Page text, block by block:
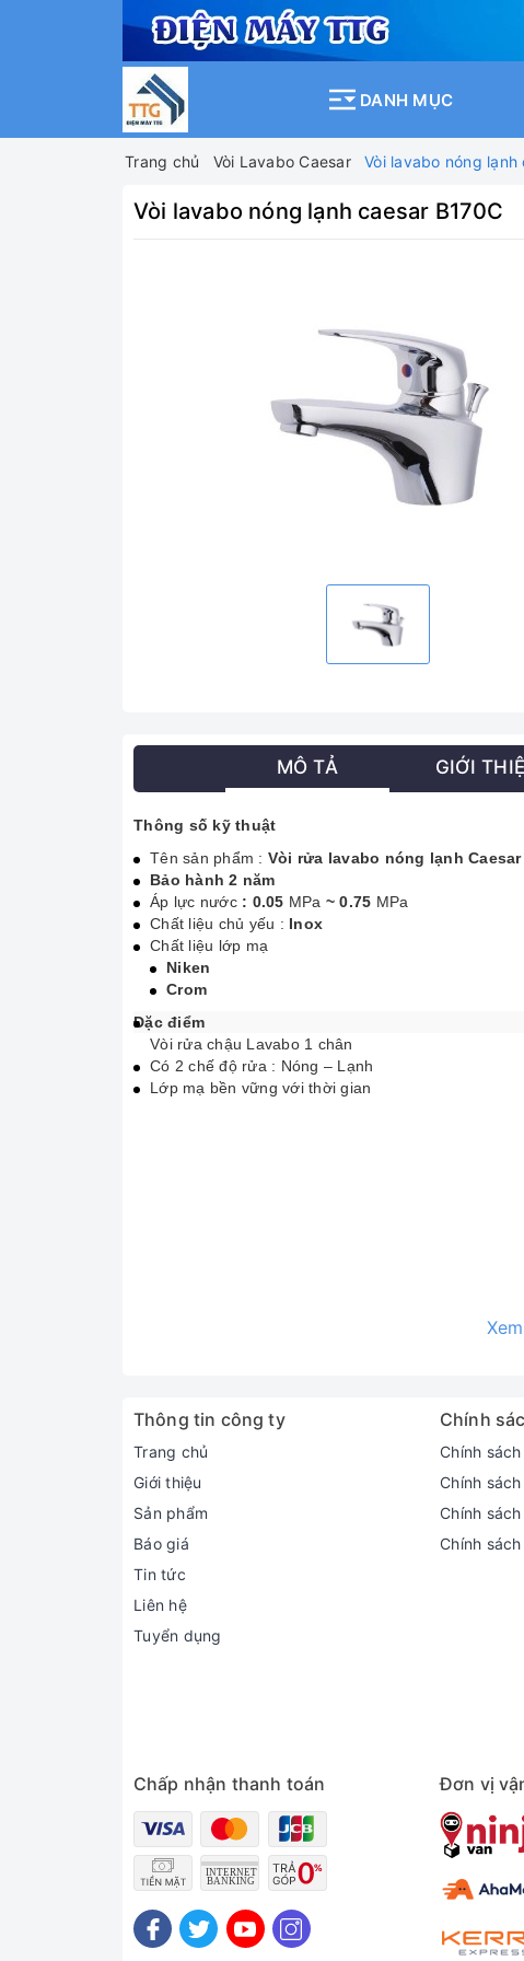
DANH MỤC
Trang chủ Vòi Lavabo Caesar Vòi lavabo nóng lạnh
Vòi lavabo nóng lạnh caesar B170C
MÔ TẢ GIỚI
Thông số kỹ thuật
Tên sản phẩm : Vòi rửa lavabo nóng lạnh Caesar
Bảo hành 2 năm
Áp lực nước: 0.05 MPa ~ 0.75 MPa
Chất liệu chủ yếu : Inox
Chất liệu lớp mạ
Niken
Crom
Đặc điểm
Vòi rửa chậu Lavabo 1 chân
Có 2 chế độ rửa : Nóng – Lạnh
Lớp mạ bền vững với thời gian
Thông tin công ty
Trang chủ
Giới thiệu
Sản phẩm
Báo giá
Tin tức
Liên hệ
Tuyển dụng
Chính
Chính
Chính
Chính
Chính
Chấp nhận thanh toán Đơn vị